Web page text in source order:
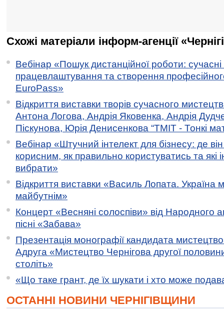
Схожі матеріали інформ-агенції
Вебінар «Пошук дистанційної роботи:
працевлаштування та створення
EuroPass»
Відкриття виставки творів сучасного
Антона Логова, Андрія Яковенка, Андрія
Піскунова, Юрія Денисенкова “ТМІТ - Тонкі
Вебінар «Штучний інтелект для бізнесу: де
корисним, як правильно користуватись та які
вибрати»
Відкриття виставки «Василь Лопата. Україна
майбутнім»
Концерт «Весняні солоспіви» від Народного
пісні «Забава»
Презентація монографії кандидата
Адруга «Мистецтво Чернігова другої
століть»
«Що таке грант, де їх шукати і хто може
ОСТАННІ НОВИНИ ЧЕРНІГІВЩИНИ